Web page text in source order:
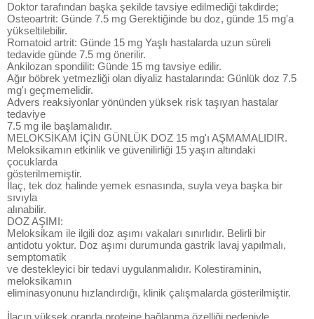
Doktor tarafından başka şekilde tavsiye edilmediği takdirde;
Osteoartrit: Günde 7.5 mg Gerektiğinde bu doz, günde 15 mg'a
yükseltilebilir.
Romatoid artrit: Günde 15 mg Yaşlı hastalarda uzun süreli
tedavide günde 7.5 mg önerilir.
Ankilozan spondilit: Günde 15 mg tavsiye edilir.
Ağır böbrek yetmezliği olan diyaliz hastalarında: Günlük doz 7.5
mg'ı geçmemelidir.
Advers reaksiyonlar yönünden yüksek risk taşıyan hastalar
tedaviye
7.5 mg ile başlamalıdır.
MELOKSİKAM İÇİN GÜNLÜK DOZ 15 mg'ı AŞMAMALIDIR.
Meloksikamın etkinlik ve güvenilirliği 15 yaşın altındaki
çocuklarda
gösterilmemiştir.
İlaç, tek doz halinde yemek esnasında, suyla veya başka bir
sıvıyla
alınabilir.
DOZ AŞIMI:
Meloksikam ile ilgili doz aşımı vakaları sınırlıdır. Belirli bir
antidotu yoktur. Doz aşımı durumunda gastrik lavaj yapılmalı,
semptomatik
ve destekleyici bir tedavi uygulanmalıdır. Kolestiraminin,
meloksikamın
eliminasyonunu hızlandırdığı, klinik çalışmalarda gösterilmiştir.
İlacın yüksek oranda proteine bağlanma özelliği nedeniyle